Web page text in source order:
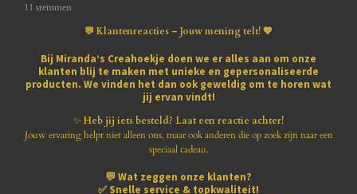
t
8
s
r
s
e
r
e
t
e
r
r
e
t
e
r
r
e
t
e
r
r
e
n
m
11 stemmen
💬 Klantenreacties – Jouw mening telt! 💖
Bij Miranda’s Creahoekje doen we er alles aan om onze
klanten blij te maken met unieke en gepersonaliseerde
producten. We vinden het dan ook geweldig om te horen wat
jij ervan vindt!
✨ Heb jij iets besteld? Laat een reactie achter!
Jouw ervaring helpt niet alleen ons, maar ook anderen die op zoek zijn naar een
speciaal cadeau.
💬 Wat zeggen onze klanten?
✅ Snelle service & topkwaliteit!